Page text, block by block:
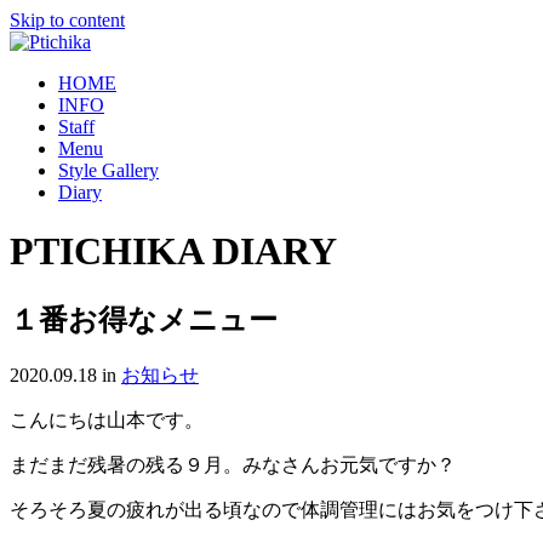
Skip to content
HOME
INFO
Staff
Menu
Style Gallery
Diary
PTICHIKA DIARY
１番お得なメニュー
2020.09.18 in お知らせ
こんにちは山本です。
まだまだ残暑の残る９月。みなさんお元気ですか？
そろそろ夏の疲れが出る頃なので体調管理にはお気をつけ下